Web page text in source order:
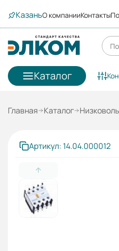
КазаньО компанииКонтакты
Каталог
Главная Каталог
Артикул: 14.04.000012